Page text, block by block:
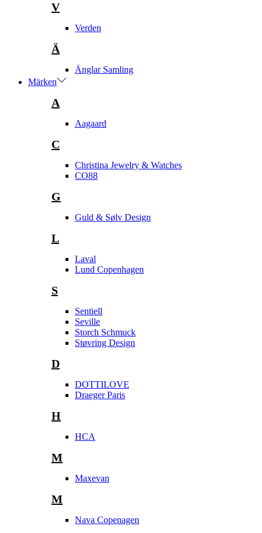
V
Verden
Ä
Änglar Samling
Märken
A
Aagaard
C
Christina Jewelry & Watches
CO88
G
Guld & Sølv Design
L
Laval
Lund Copenhagen
S
Sentiell
Seville
Storch Schmuck
Støvring Design
D
DOTTILOVE
Draeger Paris
H
HCA
M
Maxevan
M
Nava Copenagen